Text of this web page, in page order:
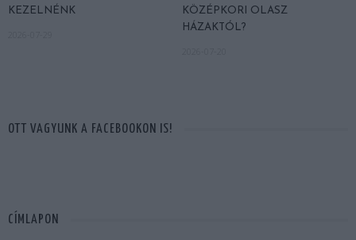
KEZELNÉNK
KÖZÉPKORI OLASZ
HÁZAKTÓL?
OTT VAGYUNK A FACEBOOKON IS!
CÍMLAPON